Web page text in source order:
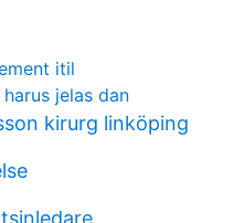
itil
jelas dan
kirurg linköping